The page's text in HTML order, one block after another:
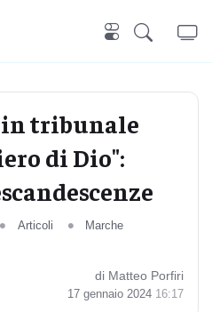
in tribunale
di Dio":
Articoli
Marche
di Matteo Porfiri
17 gennaio 2024 16:17